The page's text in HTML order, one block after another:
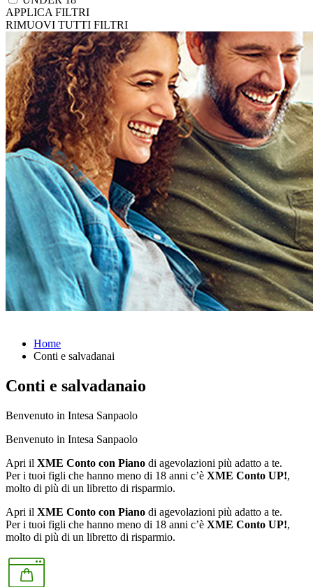
APPLICA FILTRI
RIMUOVI TUTTI FILTRI
Home
Conti e salvadanai
Conti e salvadanaio
Benvenuto in Intesa Sanpaolo
Benvenuto in Intesa Sanpaolo
Apri il XME Conto con Piano di agevolazioni più adatto a te.
Per i tuoi figli che hanno meno di 18 anni c’è XME Conto UP!,
molto di più di un libretto di risparmio.
Apri il XME Conto con Piano di agevolazioni più adatto a te.
Per i tuoi figli che hanno meno di 18 anni c’è XME Conto UP!,
molto di più di un libretto di risparmio.